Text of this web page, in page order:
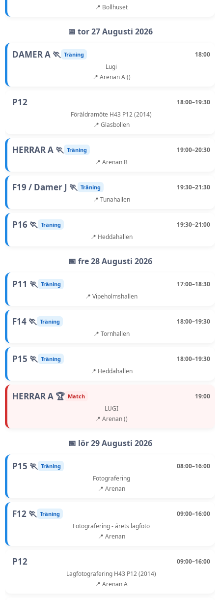
📍 Bollhuset
📅 tor 27 Augusti 2026
DAMER A 🏃 Träning
18:00
Lugi
📍 Arenan A ()
P12
18:00–19:30
Föräldramöte H43 P12 (2014)
📍 Glasbollen
HERRAR A 🏃 Träning
19:00–20:30
📍 Arenan B
F19 / Damer J 🏃 Träning
19:30–21:30
📍 Tunahallen
P16 🏃 Träning
19:30–21:00
📍 Heddahallen
📅 fre 28 Augusti 2026
P11 🏃 Träning
17:00–18:30
📍 Vipeholmshallen
F14 🏃 Träning
18:00–19:30
📍 Tornhallen
P15 🏃 Träning
18:00–19:30
📍 Heddahallen
HERRAR A 🏆 Match
19:00
LUGI
📍 Arenan ()
📅 lör 29 Augusti 2026
P15 🏃 Träning
08:00–16:00
Fotografering
📍 Arenan
F12 🏃 Träning
09:00–16:00
Fotografering - årets lagfoto
📍 Arenan
P12
09:00–16:00
Lagfotografering H43 P12 (2014)
📍 Arenan A